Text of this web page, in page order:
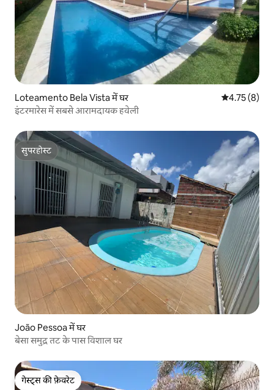
Loteamento Bela Vista में घर औसत रेटिंग 5
4.75 (8)
इंटरमारेस में सबसे आरामदायक हवेली
सुपरहोस्ट
सुपरहोस्ट
João Pessoa में घर
बेसा समुद्र तट के पास विशाल घर
गेस्ट्स की फ़ेवरेट
गेस्ट्स की फ़ेवरेट